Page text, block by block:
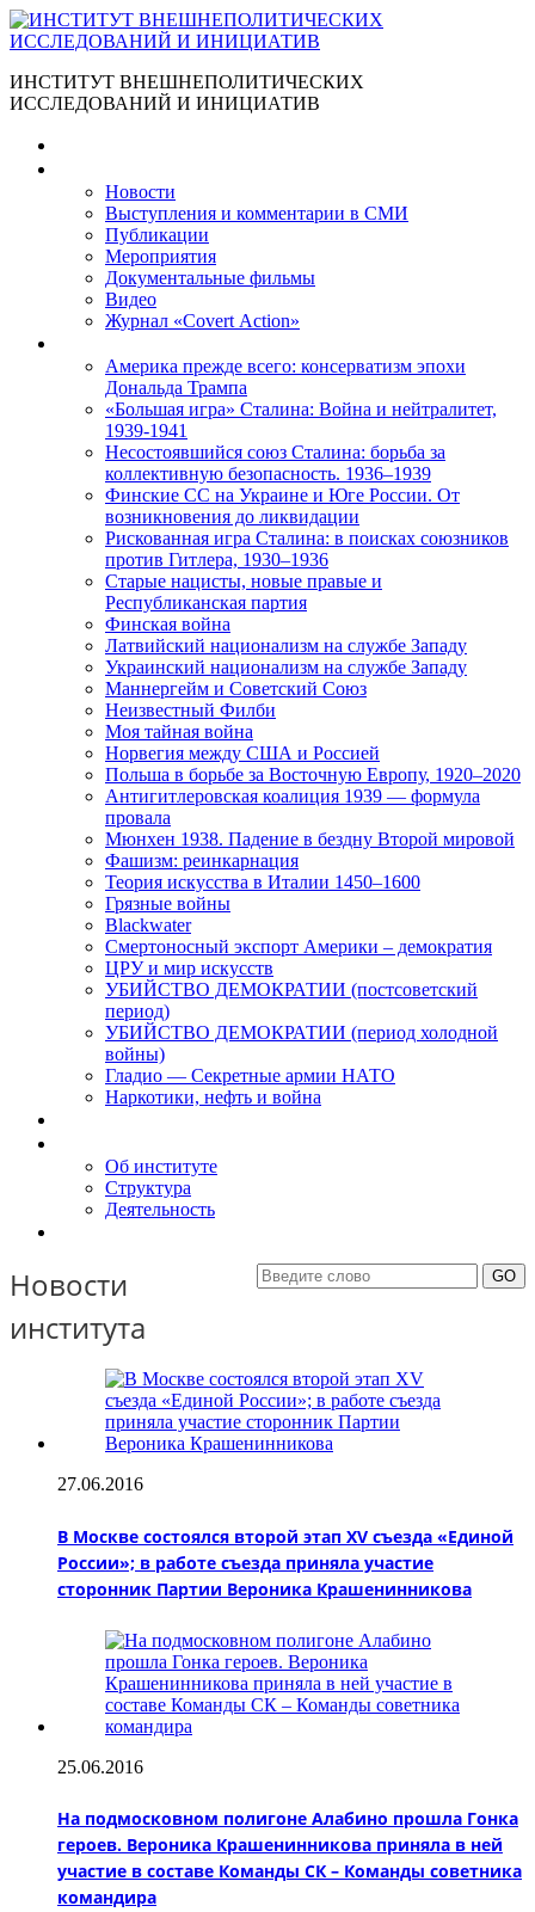
ИНСТИТУТ ВНЕШНЕПОЛИТИЧЕСКИХ
ИССЛЕДОВАНИЙ И ИНИЦИАТИВ
Новости
Выступления и коммента­рии в СМИ
Публикации
Мероприятия
Документальные фильмы
Видео
Журнал «Covert Action»
Америка прежде всего: консерватизм эпохи
Дональда Трампа
«Большая игра» Сталина: Война и нейтралитет,
1939-1941
Несостоявшийся союз Сталина: борьба за
коллективную безопасность. 1936–1939
Финские СС на Украине и Юге России. От
возникновения до ликвидации
Рискованная игра Сталина: в поисках союзников
против Гитлера, 1930–1936
Старые нацисты, новые правые и
Республиканская партия
Финская война
Латвийский национализм на службе Западу
Украинский национализм на службе Западу
Маннергейм и Советский Союз
Неизвестный Филби
Моя тайная война
Норвегия между США и Россией
Польша в борьбе за Восточную Европу, 1920–2020
Антигитлеровская коалиция 1939 — формула
провала
Мюнхен 1938. Падение в бездну Второй мировой
Фашизм: реинкарнация
Теория искусства в Италии 1450–1600
Грязные войны
Blackwater
Смертоносный экспорт Америки – демократия
ЦРУ и мир искусств
УБИЙСТВО ДЕМОКРАТИИ (постсоветский
период)
УБИЙСТВО ДЕМОКРАТИИ (период холодной
войны)
Гладио — Секретные армии НАТО
Наркотики, нефть и война
Об институте
Структура
Деятельность
Новости
института
27.06.2016
В Москве состоялся второй этап XV съезда «Единой
России»; в работе съезда приняла участие
сторонник Партии Вероника Крашенинникова
25.06.2016
На подмосковном полигоне Алабино прошла Гонка
героев. Вероника Крашенинникова приняла в ней
участие в составе Команды СК – Команды советника
командира